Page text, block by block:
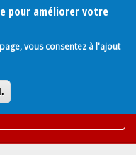
pour améliorer votre
vous consentez à l'ajout